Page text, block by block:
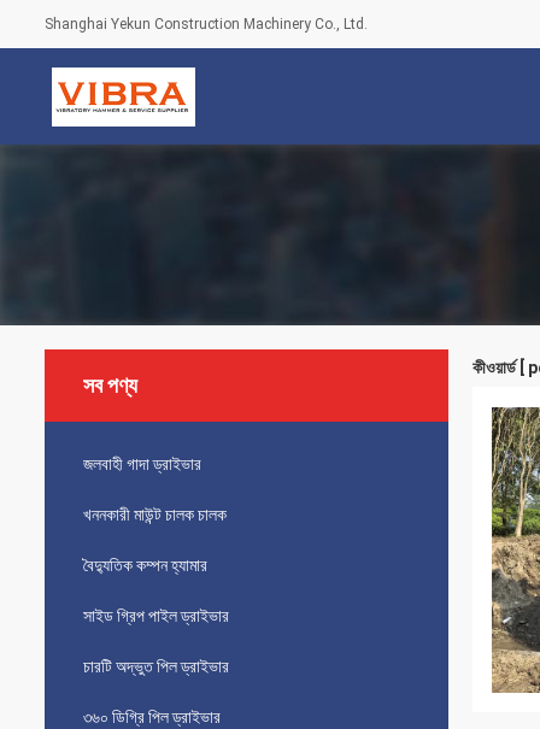
Shanghai Yekun Construction Machinery Co., Ltd.
সব পণ্য
জলবাহী গাদা ড্রাইভার
খননকারী মাউন্ট চালক চালক
বৈদ্যুতিক কম্পন হ্যামার
সাইড গ্রিপ পাইল ড্রাইভার
চারটি অদ্ভুত পিল ড্রাইভার
৩৬০ ডিগ্রি পিল ড্রাইভার
কীওয়ার্ড